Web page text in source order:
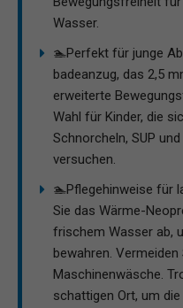
Wasser.
🏊Perfekt für junge
badeanzug, das 2,5
erweiterte
Wahl für Kinder, die
Schnorcheln, SUP
versuchen.
🏊Pflegehinweise für
Sie das Wärme-
frischem Wasser ab,
bewahren.
Maschinenwäsche.
schattigen Ort, um